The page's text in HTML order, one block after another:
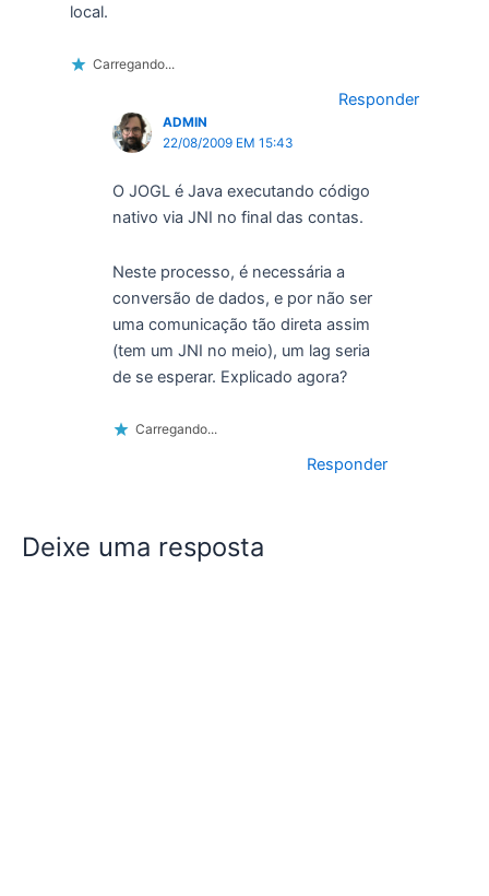
local.
Carregando...
Responder
ADMIN
22/08/2009 EM 15:43
O JOGL é Java executando código
nativo via JNI no final das contas.
Neste processo, é necessária a
conversão de dados, e por não ser
uma comunicação tão direta assim
(tem um JNI no meio), um lag seria
de se esperar. Explicado agora?
Carregando...
Responder
Deixe uma resposta